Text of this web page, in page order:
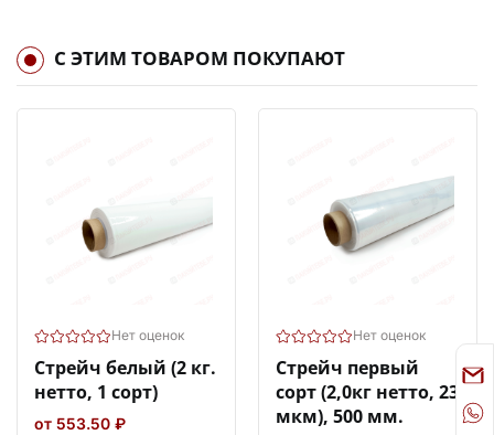
С ЭТИМ ТОВАРОМ ПОКУПАЮТ
Нет оценок
Стрейч белый (2 кг.
нетто, 1 сорт)
от 553.50 ₽
Нет оценок
Стрейч первый
сорт (2,0кг нетто, 23
мкм), 500 мм.